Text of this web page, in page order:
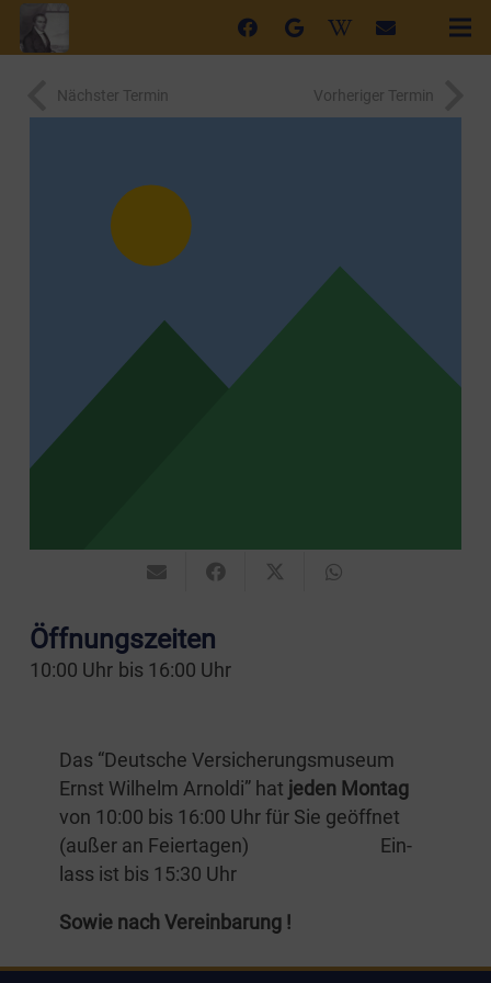
Nächster Termin Vorheriger Termin
Öffnungszeiten
10:00 Uhr bis 16:00 Uhr
Das “Deut­sche Ver­si­che­rungs­mu­se­um
Ernst Wil­helm Arnol­di” hat jeden Mon­tag
von 10:00 bis 16:00 Uhr für Sie geöff­net
(außer an Fei­er­ta­gen) Ein­
lass ist bis 15:30 Uhr
Sowie nach Vereinbarung !